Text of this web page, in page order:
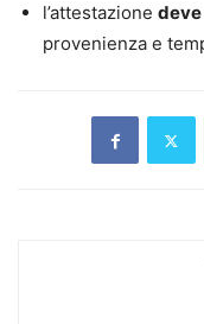
l’attestazione
provenienza e